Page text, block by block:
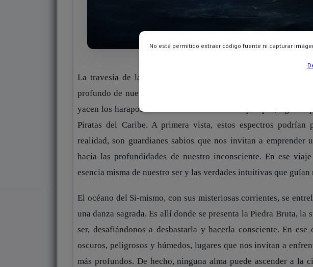
La travesía de la vida nos lleva a sumergirnos en un vasto
profundo de nuestro ser. Es en ese imperfecto y
yacen los haraposos fantasmas de nuestros arquetipos, figuras
Piratas del Caribe. A primera vista, estos espectros podrían
realidad, son guardianes sabios que nos invitan a emprender
hacia las profundidades de nuestro inconsciente. En ese
esencia misma de nuestro ser y las verdades intuitivas que guían
El océano del Si-mismo, con sus misteriosas corrientes, se
una danza sagrada. Es allí donde se presenta la Piedra Bruta, la
ser, desafiándonos a desbastarla y hacerla consciente. En ese
oscuros, peligrosos y húmedos, lugares que nos invitan a
más profundos. De hecho, ninguna alma puede ascender a la
No está permitido extraer código fuente ni capturar